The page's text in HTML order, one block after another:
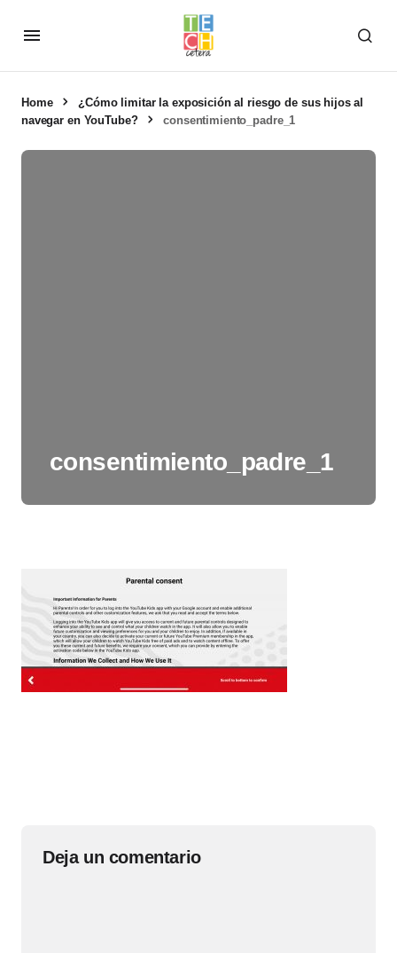
Home
¿Cómo limitar la exposición al riesgo de sus hijos al
navegar en YouTube?
consentimiento_padre_1
consentimiento_padre_1
Deja un comentario